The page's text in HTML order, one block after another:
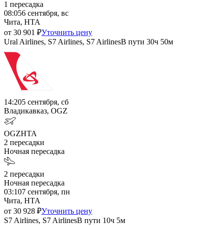
1 пересадка
08:056 сентября, вс
Чита, HTA
от 30 901 ₽Уточнить цену
Ural Airlines, S7 Airlines, S7 AirlinesВ пути 30ч 50м
14:205 сентября, сб
Владикавказ, OGZ
OGZHTA
2 пересадки
Ночная пересадка
2 пересадки
Ночная пересадка
03:107 сентября, пн
Чита, HTA
от 30 928 ₽Уточнить цену
S7 Airlines, S7 AirlinesВ пути 10ч 5м